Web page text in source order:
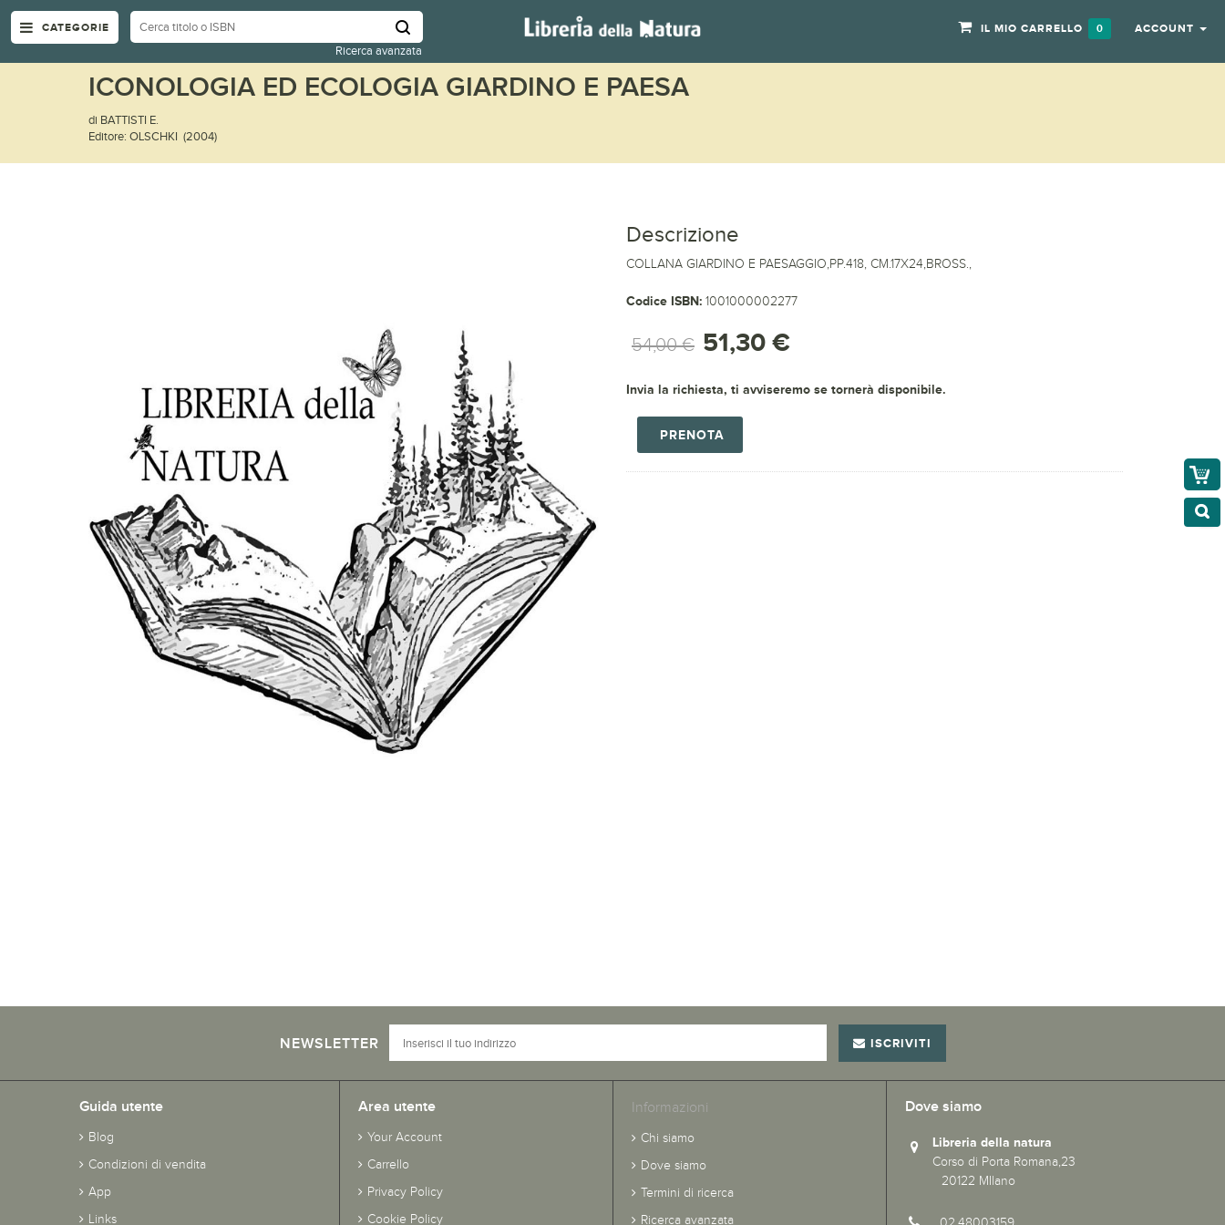
CATEGORIE
Ricerca avanzata
IL MIO CARRELLO 0 ACCOUNT
ICONOLOGIA ED ECOLOGIA GIARDINO E PAESA
di BATTISTI E.
Editore: OLSCHKI (2004)
Descrizione
COLLANA GIARDINO E PAESAGGIO,PP.418, CM.17X24,BROSS.,
Codice ISBN: 1001000002277
54,00 € 51,30 €
Invia la richiesta, ti avviseremo se tornerà disponibile.
PRENOTA
NEWSLETTER ISCRIVITI
Guida utente
Blog
Condizioni di vendita
App
Links
Area utente
Your Account
Carrello
Privacy Policy
Cookie Policy
Informazioni
Chi siamo
Dove siamo
Termini di ricerca
Ricerca avanzata
Dove siamo
Libreria della natura
Corso di Porta Romana,23
20122 MIlano